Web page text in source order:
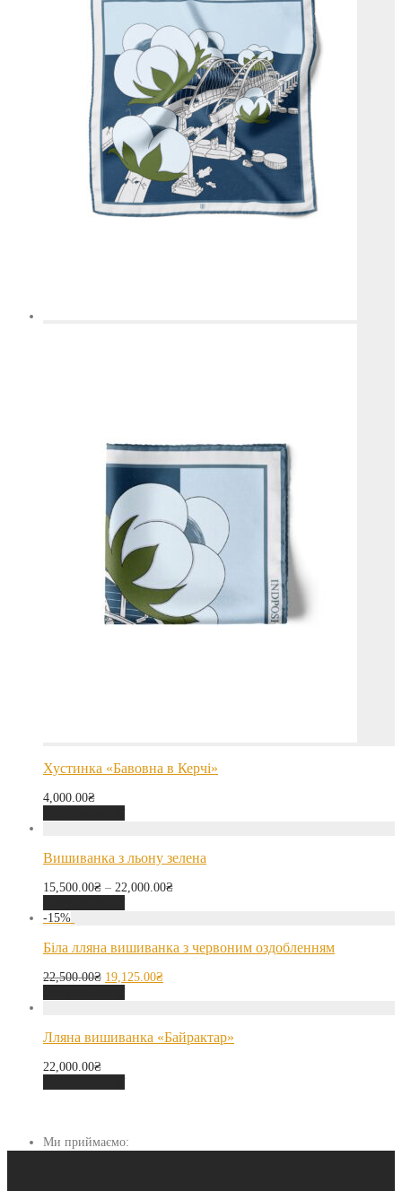
Хустинка «Бавовна в Керчі»
4,000.00₴
Вишиванка з льону зелена
15,500.00₴ – 22,000.00₴
-15%
Біла лляна вишиванка з червоним оздобленням
22,500.00₴ 19,125.00₴
Лляна вишиванка «Байрактар»
22,000.00₴
Ми приймаємо: